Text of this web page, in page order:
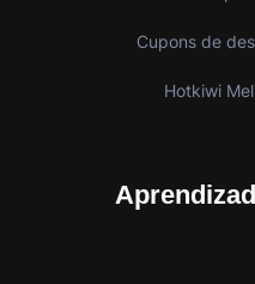
Cupons de
Hotkiwi